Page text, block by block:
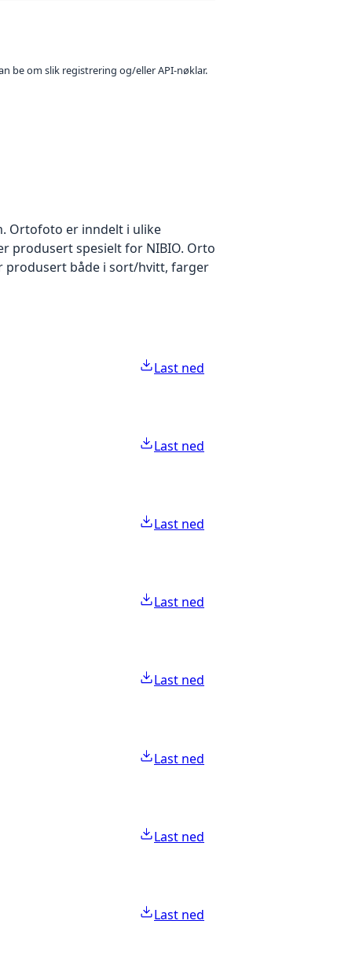
be om slik registrering og/eller API-nøklar.
Ortofoto er inndelt i ulike
produsert spesielt for NIBIO. Orto
produsert både i sort/hvitt, farger
Last ned
Last ned
Last ned
Last ned
Last ned
Last ned
Last ned
Last ned